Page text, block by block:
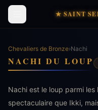
★ SAINT
Chevaliers de Bronze›Nachi
NACHI DU LOUP
Nachi est le loup parmi les
spectaculaire que Ikki,